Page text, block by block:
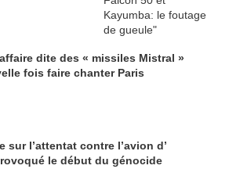
dite des « missiles Mistral »
fois faire chanter Paris
sur l’attentat contre l’avion d’
le début du génocide